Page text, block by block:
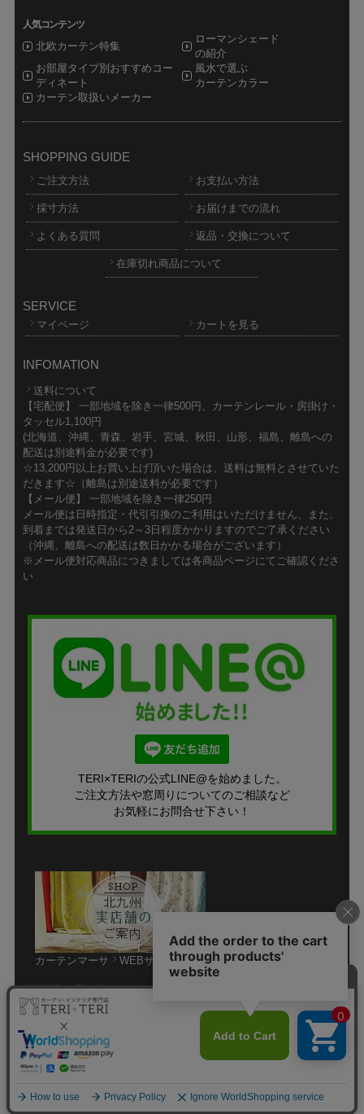
人気コンテンツ
北欧カーテン特集
ローマンシェード
の紹介
お部屋タイプ別おすすめコー
ディネート
風水で選ぶ
カーテンカラー
カーテン取扱いメーカー
SHOPPING GUIDE
ご注文方法 お支払い方法
採寸方法 お届けまでの流れ
よくある質問 返品・交換について
在庫切れ商品について
SERVICE
マイページ カートを見る
INFOMATION
送料について
【宅配便】 一部地域を除き一律500円、カーテンレール・房掛け・
タッセル1,100円
(北海道、沖縄、青森、岩手、宮城、秋田、山形、福島、離島への
配送は別途料金が必要です)
☆13,200円以上お買い上げ頂いた場合は、送料は無料とさせていた
だきます☆（離島は別途送料が必要です）
【メール便】 一部地域を除き一律250円
メール便は日時指定・代引引換のご利用はいただけません、また、
到着までは発送日から2～3日程度かかりますのでご了承ください
（沖縄、離島への配送は数日かかる場合がございます）
※メール便対応商品につきましては各商品ページにてご確認くださ
い
TERI×TERIの公式LINE@を始めました。
ご注文方法や窓周りについてのご相談など
お気軽にお問合せ下さい！
カーテンマーサ WEBサイト
個人情報の取り扱いについて
特定商取引法に関する表示
サイトマップ